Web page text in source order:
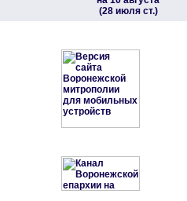
(28 июля ст.)